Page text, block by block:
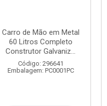
Carro de Mão em Metal
60 Litros Completo
Construtor Galvaniz...
Código: 296641
Embalagem: PC0001PC